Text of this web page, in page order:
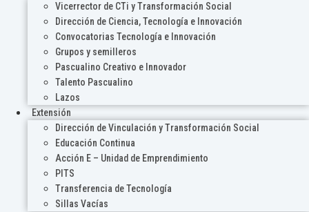
Vicerrector de CTi y Transformación Social
Dirección de Ciencia, Tecnología e Innovación
Convocatorias Tecnología e Innovación
Grupos y semilleros
Pascualino Creativo e Innovador
Talento Pascualino
Lazos
Extensión
Dirección de Vinculación y Transformación Social
Educación Continua
Acción E – Unidad de Emprendimiento
PITS
Transferencia de Tecnología
Sillas Vacías